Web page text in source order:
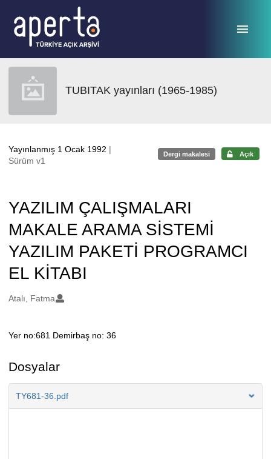
TUBITAK yayınları (1965-1985)
Yayınlanmış 1 Ocak 1992 |
Sürüm v1
Dergi makalesi Açık
YAZILIM ÇALIŞMALARI
MAKALE ARAMA SİSTEMİ
YAZILIM PAKETİ PROGRAMCI
EL KİTABI
Oluşturanlar
Atalı, Fatma
Açıklama
Yer no:681 Demirbaş no: 36
Dosyalar
TY681-36.pdf